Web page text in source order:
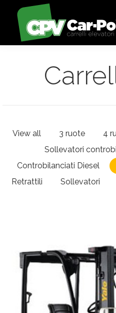
View all 3 ruote 4
Sollevatori
Controbilanciati Diesel
Retrattili
Sollevatori